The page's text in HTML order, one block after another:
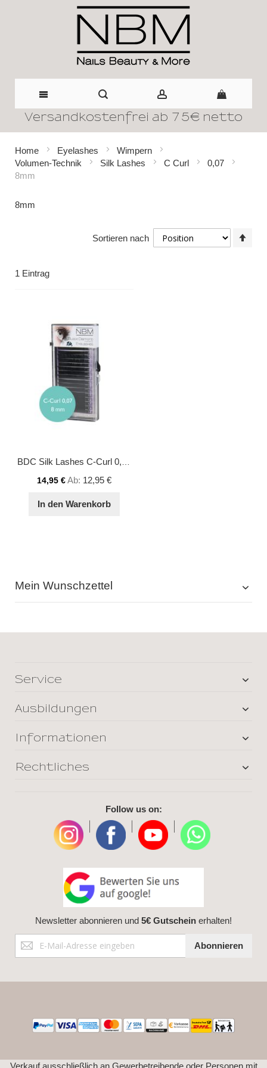
Direkt
Inhalt
Versandkostenfrei ab 75€ netto
Home Eyelashes
Wimpern
Volumen-Technik
Silk Lashes C Curl
0,07
8mm
8mm
1 Eintrag
Sortieren nach
14,95 €Ab 12,95 €
In den Warenkorb
Mein Wunschzettel
Service
Ausbildungen
Informationen
Rechtliches
Follow us on:
Newsletter abonnieren und 5€ Gutschein erhalten!
Anmeldung
zum
Abonnieren